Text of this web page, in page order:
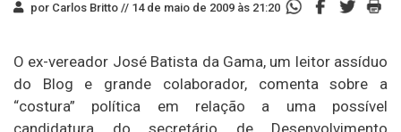
por Carlos Britto // 14 de maio de 2009 às 21:20
O ex-vereador José Batista da Gama, um leitor assíduo
do Blog e grande colaborador, comenta sobre a
“costura” política em relação a uma possível